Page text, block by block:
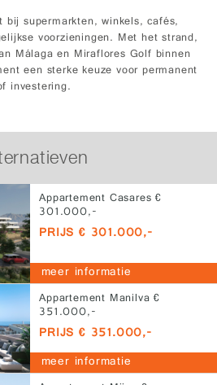
supermarkten, winkels, cafés,
voorzieningen. Met het strand,
Málaga en Miraflores Golf binnen
een sterke keuze voor permanent
investering.
Appartement Casares €
301.000,-
PRIJS € 301.000,-
meer informatie
Appartement Manilva €
351.000,-
PRIJS € 351.000,-
meer informatie